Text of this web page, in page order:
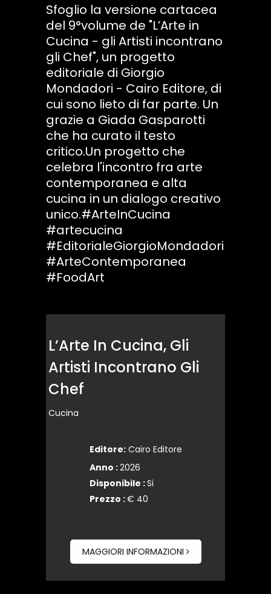
Sfoglio la versione cartacea
del 9°volume de "L’Arte in
Cucina - gli Artisti incontrano
gli Chef", un progetto
editoriale di Giorgio
Mondadori - Cairo Editore, di
cui sono lieto di far parte. Un
grazie a Giada Gasparotti
che ha curato il testo
critico.Un progetto che
celebra l'incontro fra arte
contemporanea e alta
cucina in un dialogo creativo
unico.#ArteInCucina
#artecucina
#EditorialeGiorgioMondadori
#ArteContemporanea
#FoodArt
L’Arte In Cucina, Gli
Artisti Incontrano Gli
Chef
Cucina
Editore:Cairo Editore
Anno :2026
Disponibile :Si
Prezzo :€ 40
MAGGIORI INFORMAZIONI